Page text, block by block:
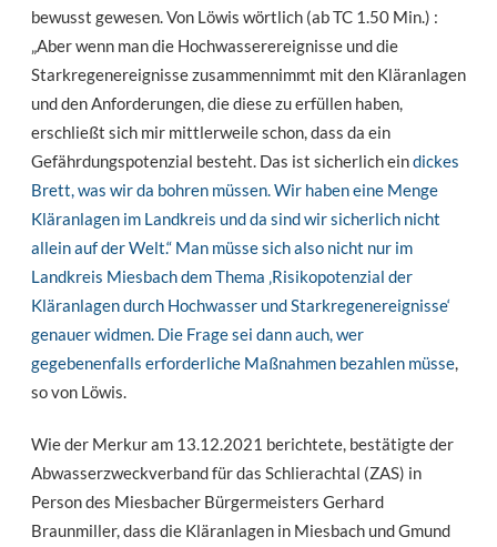
bewusst gewesen. Von Löwis wörtlich (ab TC 1.50 Min.) :
„Aber wenn man die Hochwasserereignisse und die
Starkregenereignisse zusammennimmt mit den Kläranlagen
und den Anforderungen, die diese zu erfüllen haben,
erschließt sich mir mittlerweile schon, dass da ein
Gefährdungspotenzial besteht. Das ist sicherlich eindickes
Brett, was wir da bohren müssen. Wir haben eine Menge
Kläranlagen im Landkreis und da sind wir sicherlich nicht
allein auf der Welt.“ Man müsse sich also nicht nur im
Landkreis Miesbach dem Thema ‚Risikopotenzial der
Kläranlagen durch Hochwasser und Starkregenereignisse‘
genauer widmen. Die Frage sei dann auch, wer
gegebenenfalls erforderliche Maßnahmen bezahlen müsse,
so von Löwis.
Wie der Merkur am 13.12.2021 berichtete, bestätigte der
Abwasserzweckverband für das Schlierachtal (ZAS) in
Person des Miesbacher Bürgermeisters Gerhard
Braunmiller, dass die Kläranlagen in Miesbach und Gmund